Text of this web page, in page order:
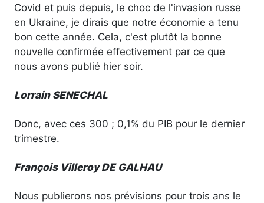
Covid et puis depuis, le choc de l'invasion russe
en Ukraine, je dirais que notre économie a tenu
bon cette année. Cela, c'est plutôt la bonne
nouvelle confirmée effectivement par ce que
nous avons publié hier soir.
Lorrain SENECHAL
Donc, avec ces 300 ; 0,1% du PIB pour le dernier
trimestre.
François Villeroy DE GALHAU
Nous publierons nos prévisions pour trois ans le